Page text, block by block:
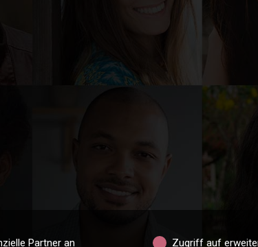
Partner an Zugriff auf